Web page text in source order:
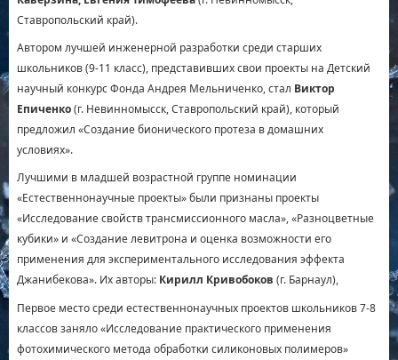
Ставропольский край).
Автором лучшей инженерной разработки среди старших
школьников (9-11 класс), представивших свои проекты на Детский
научный конкурс Фонда Андрея Мельниченко, стал Виктор
Епиченко(г. Невинномысск, Ставропольский край), который
предложил «Создание бионического протеза в домашних
условиях».
Лучшими в младшей возрастной группе номинации
«Естественнонаучные проекты» были признаны проекты
«Исследование свойств трансмиссионного масла», «Разноцветные
кубики» и «Создание левитрона и оценка возможности его
применения для экспериментального исследования эффекта
Джанибекова». Их авторы: Кирилл Кривобоков (г. Барнаул),
Первое место среди естественнонаучных проектов школьников 7-8
классов заняло «Исследование практического применения
фотохимического метода обработки силиконовых полимеров»